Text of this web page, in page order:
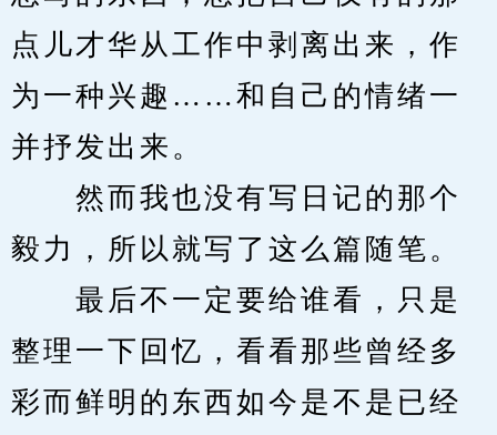
点儿才华从工作中剥离出来，作
为一种兴趣……和自己的情绪一
并抒发出来。
然而我也没有写日记的那个
毅力，所以就写了这么篇随笔。
最后不一定要给谁看，只是
整理一下回忆，看看那些曾经多
彩而鲜明的东西如今是不是已经